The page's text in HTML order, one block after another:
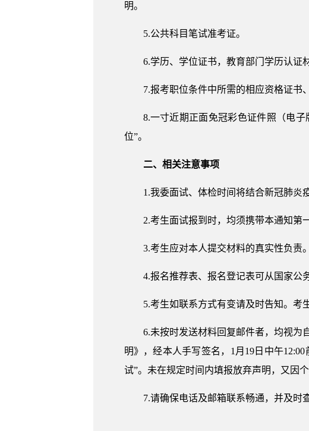
明。
5.公共科目笔试准考证。
6.学历、学位证书，教育部门学历认证
7.报考职位条件中所需的相应资格证书
8.一寸近期正面免冠彩色证件照（电
位”。
二、相关注意事项
1.我委面试、体检时间将结合新冠肺炎
2.考生面试报到时，均须携带本通知第
3.考生应对本人提交材料的真实性负责
4.报名推荐表、报名登记表可从国家公
5.考生如联系方式有变请及时告知。考
6.未按时发送材料回复邮件者，均视为
明》，经本人手写签名，1月19日中午
试”。未在规定时间内填报放弃声明，又因
7.请确保电话及邮箱联系畅通，并及时